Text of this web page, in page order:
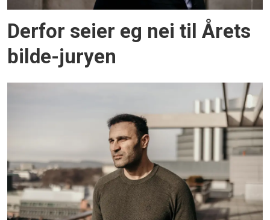
Derfor seier eg nei til Årets
bilde-juryen